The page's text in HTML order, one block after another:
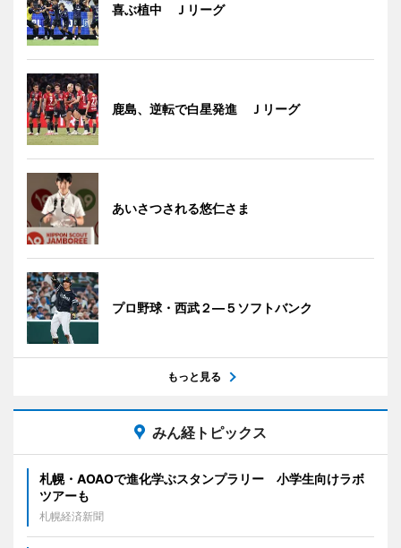
喜ぶ植中 Ｊリーグ
鹿島、逆転で白星発進 Ｊリーグ
あいさつされる悠仁さま
プロ野球・西武２―５ソフトバンク
もっと見る
みん経トピックス
札幌・AOAOで進化学ぶスタンプラリー 小学生向けラボ
ツアーも
札幌経済新聞